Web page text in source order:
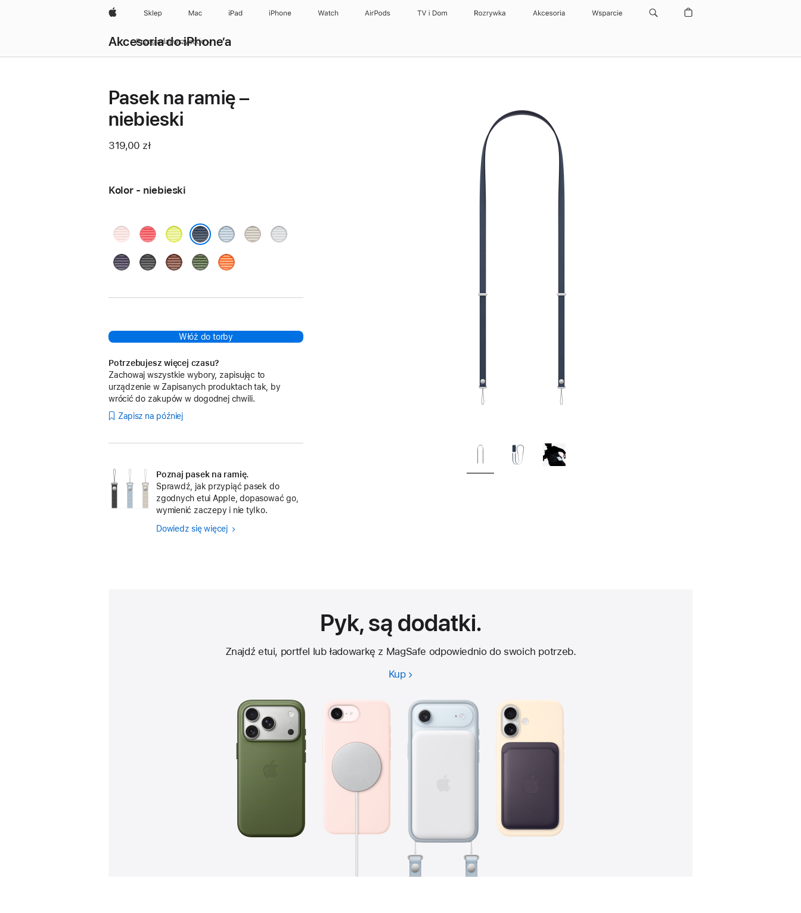
Apple Sklep Mac iPad iPhone Watch AirPods TV i Dom Rozrywka Akcesoria Wsparcie
Akcesoria do iPhone’a
Przeglądaj wszystkie
Pasek na ramię –
niebieski
319,00 zł
Kolor - niebieski
jasnoróżowy
różowaneonowy
jasnoniebieski
beż jasnoszary
fioletowyczarnysiena zielonypomarańczowy
Włóż do torby
Potrzebujesz więcej czasu?
Zachowaj wszystkie wybory, zapisując to
urządzenie w Zapisanych produktach tak, by
wrócić do zakupów w dogodnej chwili.
Zapisz na później
Poznaj pasek na ramię.
Sprawdź, jak przypiąć pasek do
zgodnych etui Apple, dopasować go,
wymienić zaczepy i nie tylko.
Dowiedz się więcej
Pyk, są dodatki.
Znajdź etui, portfel lub ładowarkę z MagSafe odpowiednio do swoich potrzeb.
Kup